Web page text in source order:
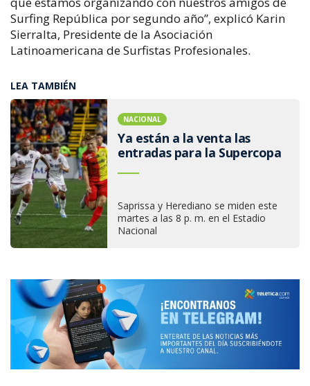
Surfing República por segundo año”, explicó Karin
Sierralta, Presidente de la Asociación
Latinoamericana de Surfistas Profesionales.
LEA TAMBIÉN
NACIONAL
Ya están a la venta las
entradas para la Supercopa
Saprissa y Herediano se miden este
martes a las 8 p. m. en el Estadio
Nacional